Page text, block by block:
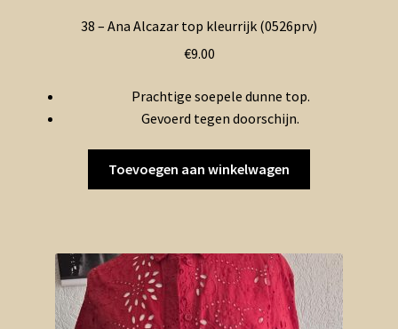
38 – Ana Alcazar top kleurrijk (0526prv)
€9.00
Prachtige soepele dunne top.
Gevoerd tegen doorschijn.
Toevoegen aan winkelwagen